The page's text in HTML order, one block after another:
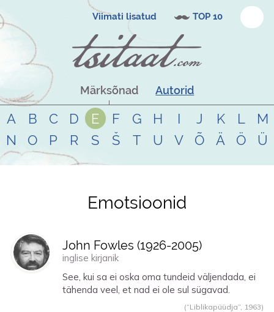
Viimati lisatud TOP 10
Märksõnad Autorid
A B C D E F G H I J K L
M
N
O P R S Š T U V Õ Ä Ö Ü
Tsitaadid teemalemotsioonid
Emotsioonid
John Fowles (1926-2005)
inglise kirjanik
See, kui sa ei oska oma tundeid väljendada, ei
tähenda veel, et nad ei ole sul sügavad.
(“Liblikapüüdja”, 1963)